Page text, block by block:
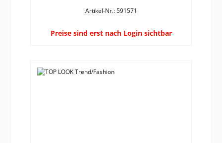
Artikel-Nr.: 591571
Preise sind erst nach Login sichtbar